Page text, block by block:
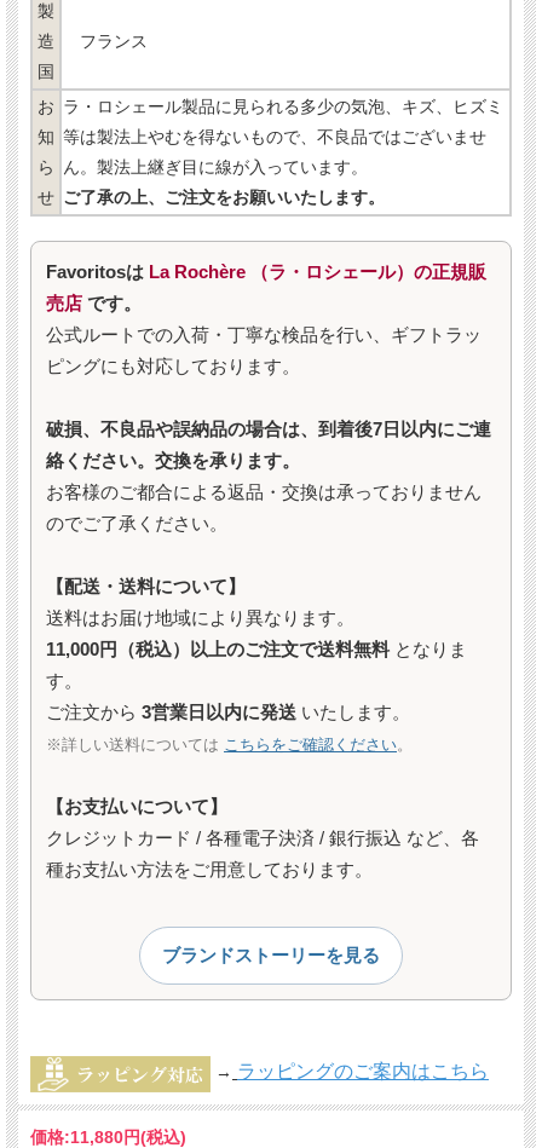
製
造
国
フランス
お
知
ら
せ
ラ・ロシェール製品に見られる多少の気泡、キズ、ヒズミ
等は製法上やむを得ないもので、不良品ではございませ
ん。製法上継ぎ目に線が入っています。
ご了承の上、ご注文をお願いいたします。
Favoritosは La Rochère （ラ・ロシェール）の正規販
売店 です。
公式ルートでの入荷・丁寧な検品を行い、ギフトラッ
ピングにも対応しております。
破損、不良品や誤納品の場合は、到着後7日以内にご連
絡ください。交換を承ります。
お客様のご都合による返品・交換は承っておりません
のでご了承ください。
【配送・送料について】
送料はお届け地域により異なります。
11,000円（税込）以上のご注文で送料無料 となりま
す。
ご注文から 3営業日以内に発送 いたします。
※詳しい送料については こちらをご確認ください。
【お支払いについて】
クレジットカード / 各種電子決済 / 銀行振込 など、各
種お支払い方法をご用意しております。
ブランドストーリーを見る
→ ラッピングのご案内はこちら
価格:11,880円(税込)